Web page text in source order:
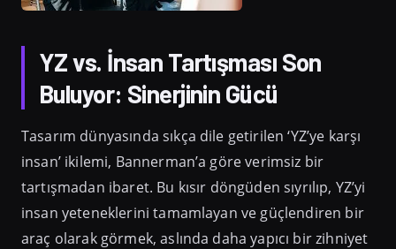
YZ vs. İnsan Tartışması Son
Buluyor: Sinerjinin Gücü
Tasarım dünyasında sıkça dile getirilen ‘YZ’ye karşı
insan’ ikilemi, Bannerman’a göre verimsiz bir
tartışmadan ibaret. Bu kısır döngüden sıyrılıp, YZ’yi
insan yeteneklerini tamamlayan ve güçlendiren bir
araç olarak görmek, aslında daha yapıcı bir zihniyet